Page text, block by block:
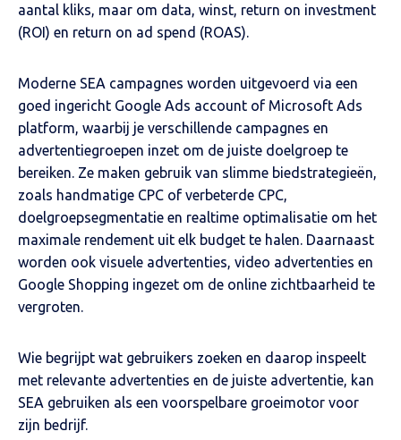
aantal kliks, maar om data, winst, return on investment
(ROI) en return on ad spend (ROAS).
Moderne SEA campagnes worden uitgevoerd via een
goed ingericht Google Ads account of Microsoft Ads
platform, waarbij je verschillende campagnes en
advertentiegroepen inzet om de juiste doelgroep te
bereiken. Ze maken gebruik van slimme biedstrategieën,
zoals handmatige CPC of verbeterde CPC,
doelgroepsegmentatie en realtime optimalisatie om het
maximale rendement uit elk budget te halen. Daarnaast
worden ook visuele advertenties, video advertenties en
Google Shopping ingezet om de online zichtbaarheid te
vergroten.
Wie begrijpt wat gebruikers zoeken en daarop inspeelt
met relevante advertenties en de juiste advertentie, kan
SEA gebruiken als een voorspelbare groeimotor voor
zijn bedrijf.